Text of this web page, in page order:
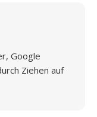
Google
Ziehen auf